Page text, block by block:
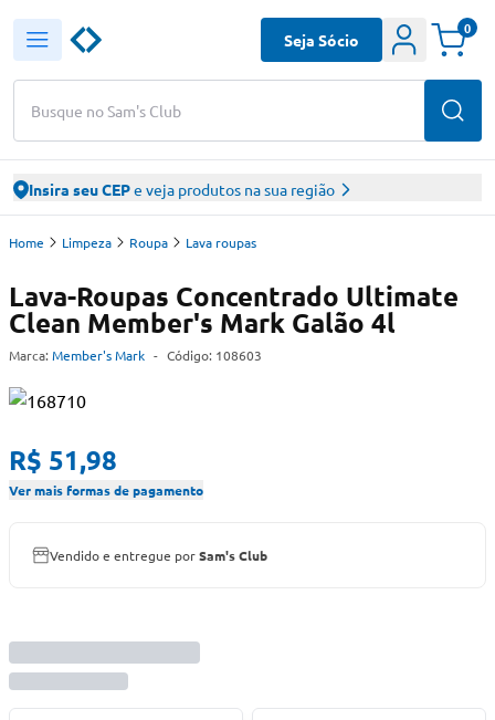
Busque no Sam's Club
Seja Sócio
0
Insira seu CEPe veja produtos na sua região
Home Limpeza Roupa Lava roupas
Lava-Roupas Concentrado Ultimate
Clean Member's Mark Galão 4l
Marca: Member's Mark - Código: 108603
R$ 51,98
Ver mais formas de pagamento
Vendido e entregue porSam's Club